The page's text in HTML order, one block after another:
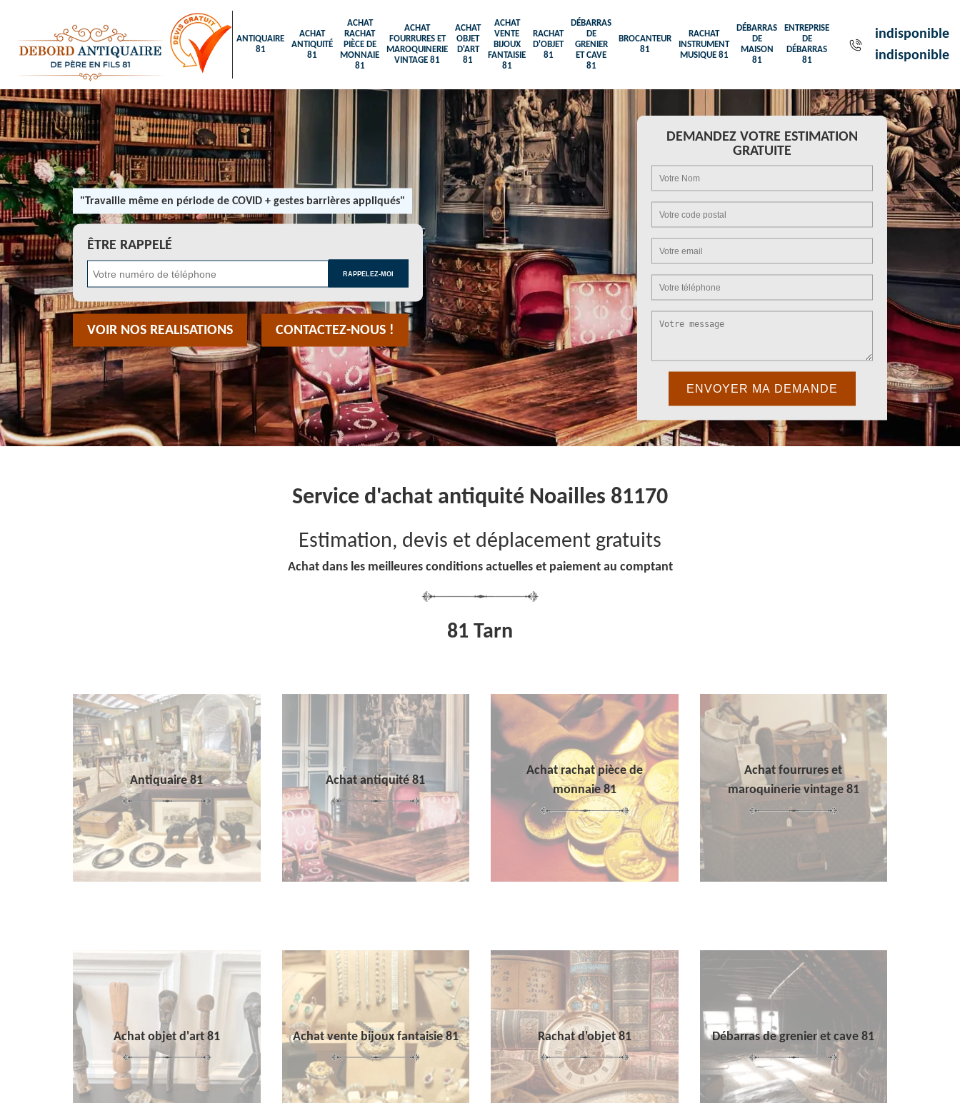
ANTIQUAIRE
81
ACHAT
ANTIQUITÉ
81
ACHAT
RACHAT
PIÈCE DE
MONNAIE
81
ACHAT
FOURRURES ET
MAROQUINERIE
VINTAGE 81
ACHAT
OBJET
D'ART
81
ACHAT
VENTE
BIJOUX
FANTAISIE
81
RACHAT
D'OBJET
81
DÉBARRAS
DE
GRENIER
ET CAVE
81
BROCANTEUR
81
RACHAT
INSTRUMENT
MUSIQUE 81
DÉBARRAS
DE
MAISON
81
ENTREPRISE
DE
DÉBARRAS
81
indisponible
indisponible
"Travaille même en période de COVID + gestes barrières appliqués"
ÊTRE RAPPELÉ
VOIR NOS REALISATIONS CONTACTEZ-NOUS !
DEMANDEZ VOTRE ESTIMATION
GRATUITE
Service d'achat antiquité Noailles 81170
Estimation, devis et déplacement gratuits
Achat dans les meilleures conditions actuelles et paiement au comptant
81 Tarn
Antiquaire 81 Achat antiquité 81
Achat rachat pièce de
monnaie 81
Achat fourrures et
maroquinerie vintage 81
Achat objet d'art 81 Achat vente bijoux fantaisie 81 Rachat d'objet 81 Débarras de grenier et cave 81